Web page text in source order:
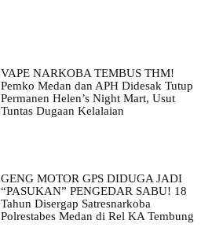
VAPE NARKOBA TEMBUS THM!
Pemko Medan dan APH Didesak Tutup
Permanen Helen’s Night Mart, Usut
Tuntas Dugaan Kelalaian
GENG MOTOR GPS DIDUGA JADI
“PASUKAN” PENGEDAR SABU! 18
Tahun Disergap Satresnarkoba
Polrestabes Medan di Rel KA Tembung